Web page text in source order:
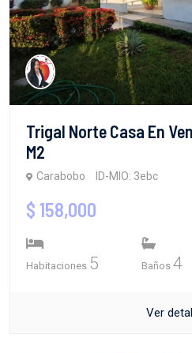
Trigal Norte Casa En
M2
Carabobo ID-MIO: 3ebc
$ 158,000
Habitaciones 5 Baños 4
Ver